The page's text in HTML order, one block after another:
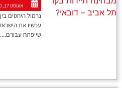
אוגוסט 17, 2020
נרמול היחסים
עכשיו את
שייפתח עבורם....